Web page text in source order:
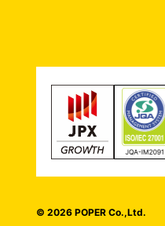
© 2026 POPER Co.,Ltd.